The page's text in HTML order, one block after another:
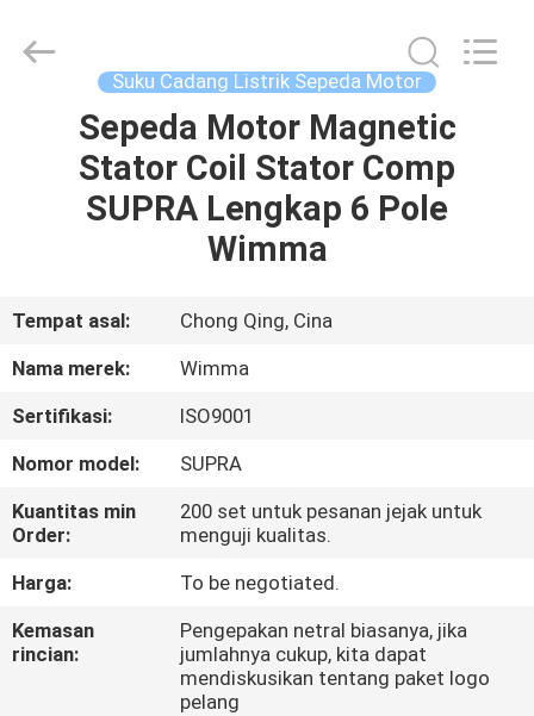
RUMAH
PRODUK
TENTANG
TUR
PABRIK
KONTROL
KUALITAS
Spare
Parts
Suku Cadang Listrik Sepeda Motor
Sepeda Motor Magnetic
Stator Coil Stator Comp
SUPRA Lengkap 6 Pole
Wimma
Tempat asal:
Chong Qing, Cina
Nama merek:
Wimma
Sertifikasi:
ISO9001
Nomor model:
SUPRA
Kuantitas min
Order:
200 set untuk pesanan jejak untuk
menguji kualitas.
Harga:
To be negotiated.
Kemasan
rincian:
Pengepakan netral biasanya, jika
jumlahnya cukup, kita dapat
mendiskusikan tentang paket logo
pelang